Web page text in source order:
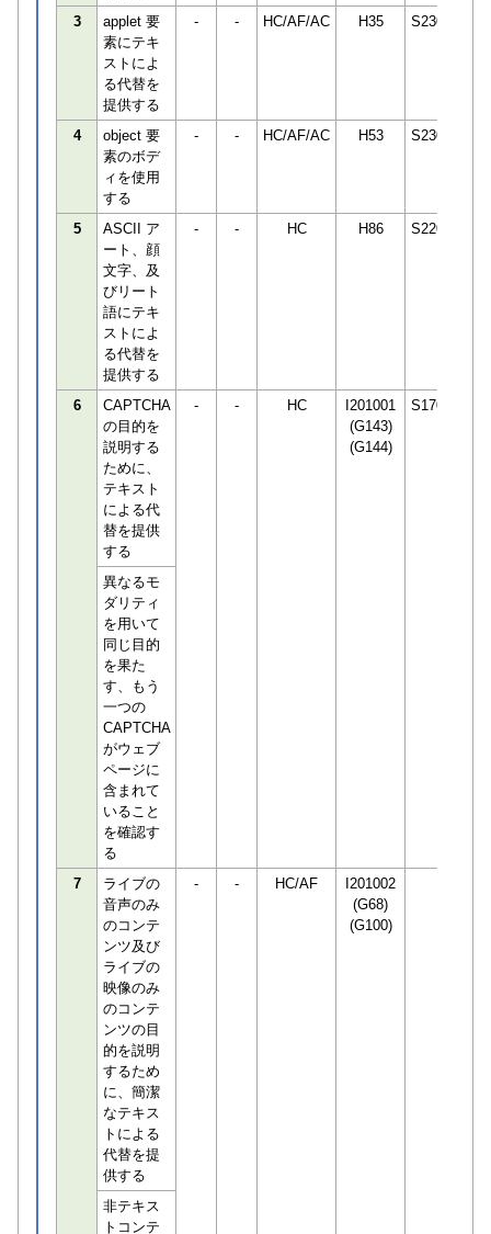
3
applet 要
素にテキ
ストによ
る代替を
提供する
- - HC/AF/AC H35 S230850
4
object 要
素のボデ
ィを使用
する
- - HC/AF/AC H53 S230850
5
ASCII ア
ート、顔
文字、及
びリート
語にテキ
ストによ
る代替を
提供する
- - HC H86 S220745
6
CAPTCHA
の目的を
説明する
ために、
テキスト
による代
替を提供
する
- - HC
I201001
(G143)
(G144)
S170294
異なるモ
ダリティ
を用いて
同じ目的
を果た
す、もう
一つの
CAPTCHA
がウェブ
ページに
含まれて
いること
を確認す
る
7
ライブの
音声のみ
のコンテ
ンツ及び
ライブの
映像のみ
のコンテ
ンツの目
的を説明
するため
に、簡潔
なテキス
トによる
代替を提
供する
- - HC/AF
I201002
(G68)
(G100)
非テキス
トコンテ